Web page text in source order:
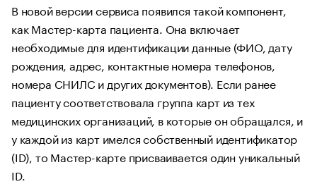
В новой версии сервиса появился такой компонент,
как Мастер-карта пациента. Она включает
необходимые для идентификации данные (ФИО, дату
рождения, адрес, контактные номера телефонов,
номера СНИЛС и других документов). Если ранее
пациенту соответствовала группа карт из тех
медицинских организаций, в которые он обращался, и
у каждой из карт имелся собственный идентификатор
(ID), то Мастер-карте присваивается один уникальный
ID.